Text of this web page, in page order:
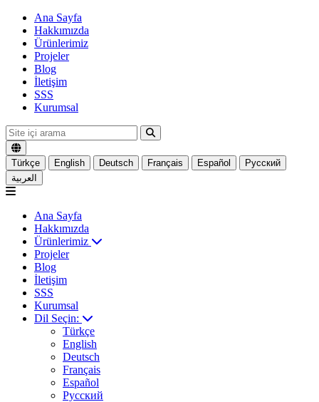
Ana Sayfa
Hakkımızda
Ürünlerimiz
Projeler
Blog
İletişim
SSS
Kurumsal
Türkçe English Deutsch Français Español
Русский
العربية
Ana Sayfa
Hakkımızda
Ürünlerimiz
Projeler
Blog
İletişim
SSS
Kurumsal
Dil Seçin:
Türkçe
English
Deutsch
Français
Español
Русский